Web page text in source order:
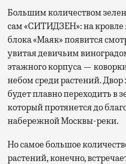
Большим количеством
сам «СИТИДЗЕН»: на кровле
блока «Маяк» появится
увитая девичьим
этажного корпуса —
небом среди растений.
будет плавно переходить в
который протянется до
набережной Москвы-реки.
Но самое большое
растений, конечно,